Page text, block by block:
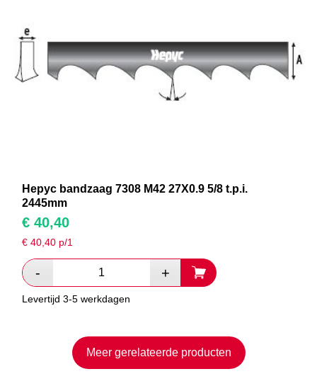
Hepyc bandzaag 7308 M42 27X0.9 5/8 t.p.i.
2445mm
€ 40,40
€40,40 p/1
Levertijd 3-5 werkdagen
Meer gerelateerde producten